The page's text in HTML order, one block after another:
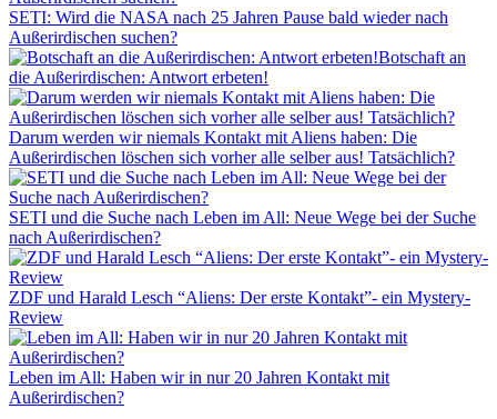
SETI: Wird die NASA nach 25 Jahren Pause bald wieder nach
Außerirdischen suchen?
Botschaft an
die Außerirdischen: Antwort erbeten!
Darum werden wir niemals Kontakt mit Aliens haben: Die
Außerirdischen löschen sich vorher alle selber aus! Tatsächlich?
SETI und die Suche nach Leben im All: Neue Wege bei der Suche
nach Außerirdischen?
ZDF und Harald Lesch “Aliens: Der erste Kontakt”- ein Mystery-
Review
Leben im All: Haben wir in nur 20 Jahren Kontakt mit
Außerirdischen?